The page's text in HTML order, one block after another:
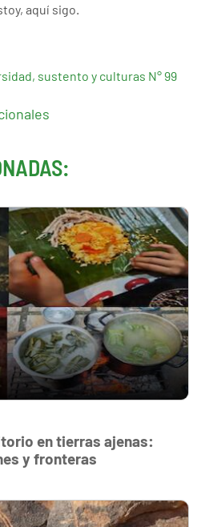
aquí sigo.
sustento y culturas N° 99
en tierras ajenas:
y fronteras